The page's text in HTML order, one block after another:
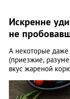
Искренне
не
А некоторые
(приезжие,
вкус жареной